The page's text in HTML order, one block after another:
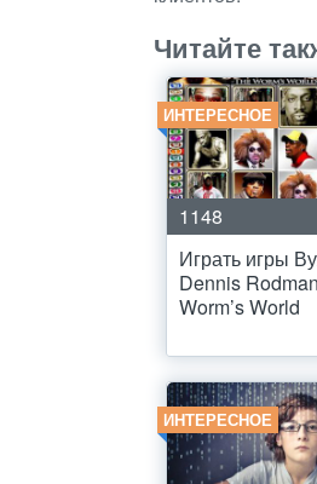
Читайте
ИНТЕРЕСНОЕ
1148
Играть игры
Dennis
Worm’s World
ИНТЕРЕСНОЕ